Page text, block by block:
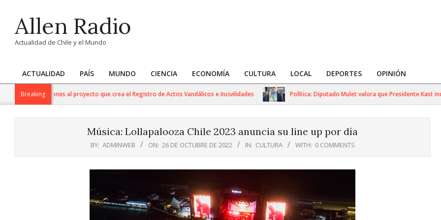
contentAllen Radio
Actualidad de Chile y el Mundo
Primary
Navigation
ACTUALIDAD PAÍS MUNDO CIENCIA ECONOMÍA CULTURA LOCAL DEPORTES OPINIÓN
Breaking
observaciones al proyecto que crea el Registro de Actos Vandálicos e Incivilidades Política: Diputado Mulet valora que Presidente Kast incluya
Música: Lollapalooza Chile 2023 anuncia su line up por día
BY: ADMINWEB ON: 26 DE OCTUBRE DE 2022 IN: CULTURA WITH: 0 COMMENTS